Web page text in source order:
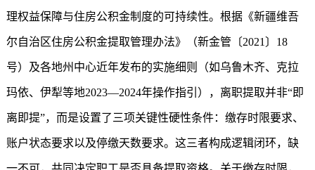
理权益保障与住房公积金制度的可持续性。根据《新疆维吾
尔自治区住房公积金提取管理办法》（新金管〔2021〕18
号）及各地州中心近年发布的实施细则（如乌鲁木齐、克拉
玛依、伊犁等地2023—2024年操作指引），离职提取并非“即
离即提”，而是设置了三项关键性硬性条件：缴存时限要求、
账户状态要求以及停缴天数要求。这三者构成逻辑闭环，缺